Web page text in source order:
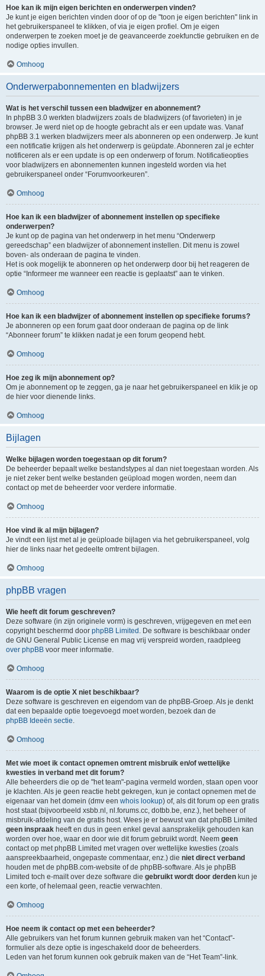
Hoe kan ik mijn eigen berichten en onderwerpen vinden?
Je kunt je eigen berichten vinden door of op de "toon je eigen berichten" link in
het gebruikerspaneel te klikken, of via je eigen profiel. Om je eigen
onderwerpen te zoeken moet je de geavanceerde zoekfunctie gebruiken en de
nodige opties invullen.
Omhoog
Onderwerpabonnementen en bladwijzers
Wat is het verschil tussen een bladwijzer en abonnement?
In phpBB 3.0 werkten bladwijzers zoals de bladwijzers (of favorieten) in je
browser. Je werd niet op de hoogte gebracht als er een update was. Vanaf
phpBB 3.1 werken bladwijzers meer als abonneren op een onderwerp. Je kunt
een notificatie krijgen als het onderwerp is geüpdate. Abonneren zal je echter
notificeren als er een update is op een onderwerp of forum. Notificatieopties
voor bladwijzers en abonnementen kunnen ingesteld worden via het
gebruikerspaneel onder “Forumvoorkeuren”.
Omhoog
Hoe kan ik een bladwijzer of abonnement instellen op specifieke
onderwerpen?
Je kunt op de pagina van het onderwerp in het menu “Onderwerp
gereedschap” een bladwijzer of abonnement instellen. Dit menu is zowel
boven- als onderaan de pagina te vinden.
Het is ook mogelijk te abonneren op het onderwerp door bij het reageren de
optie “Informeer me wanneer een reactie is geplaatst” aan te vinken.
Omhoog
Hoe kan ik een bladwijzer of abonnement instellen op specifieke forums?
Je abonneren op een forum gaat door onderaan de pagina op de link
“Abonneer forum” te klikken nadat je een forum geopend hebt.
Omhoog
Hoe zeg ik mijn abonnement op?
Om je abonnement op te zeggen, ga je naar het gebruikerspaneel en klik je op
de hier voor dienende links.
Omhoog
Bijlagen
Welke bijlagen worden toegestaan op dit forum?
De beheerder bepaalt welke bestandstypes al dan niet toegestaan worden. Als
je niet zeker bent welke bestanden geüpload mogen worden, neem dan
contact op met de beheerder voor verdere informatie.
Omhoog
Hoe vind ik al mijn bijlagen?
Je vindt een lijst met al je geüploade bijlagen via het gebruikerspaneel, volg
hier de links naar het gedeelte omtrent bijlagen.
Omhoog
phpBB vragen
Wie heeft dit forum geschreven?
Deze software (in zijn originele vorm) is geschreven, vrijgegeven en met een
copyright beschermd door phpBB Limited . De software is beschikbaar onder
de GNU General Public License en mag vrij verspreid worden, raadpleeg
over phpBB voor meer informatie.
Omhoog
Waarom is de optie X niet beschikbaar?
Deze software is geschreven en eigendom van de phpBB-Groep. Als je denkt
dat een bepaalde optie toegevoegd moet worden, bezoek dan de
phpBB Ideeën sectie.
Omhoog
Met wie moet ik contact opnemen omtrent misbruik en/of wettelijke
kwesties in verband met dit forum?
Alle beheerders die op de "het team"-pagina vermeld worden, staan open voor
je klachten. Als je geen reactie hebt gekregen, kun je contact opnemen met de
eigenaar van het domein (dmv een whois lookup) of, als dit forum op een gratis
host staat (bijvoorbeeld xsbb.nl, nl.forums.cc, dotbb.be, enz.), het beheer of
misbruik-afdeling van de gratis host. Wees je er bewust van dat phpBB Limited
geen inspraak heeft en dus in geen enkel geval aansprakelijk gehouden kan
worden over hoe, waar en door wie dit forum gebruikt wordt. Neem geen
contact op met phpBB Limited met vragen over wettelijke kwesties (zoals
aanspreekbaarheid, ongepaste commentaar, enz.) die niet direct verband
houden met de phpBB.com-website of de phpBB-software. Als je phpBB
Limited toch e-mailt over deze software die gebruikt wordt door derden kun je
een korte, of helemaal geen, reactie verwachten.
Omhoog
Hoe neem ik contact op met een beheerder?
Alle gebruikers van het forum kunnen gebruik maken van het “Contact”-
formulier als deze optie is ingeschakeld door de beheerders.
Leden van het forum kunnen ook gebruik maken van de “Het Team”-link.